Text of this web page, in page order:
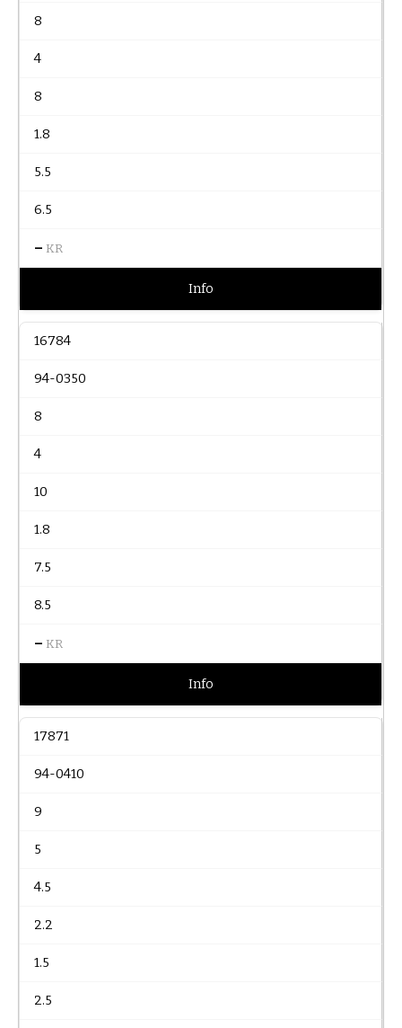
8
4
8
1.8
5.5
6.5
– KR
Info
16784
94-0350
8
4
10
1.8
7.5
8.5
– KR
Info
17871
94-0410
9
5
4.5
2.2
1.5
2.5